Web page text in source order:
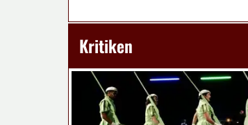
Kritiken